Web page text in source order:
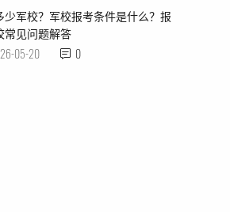
少军校？军校报考条件是什么？报
常见问题解答
05-20 0